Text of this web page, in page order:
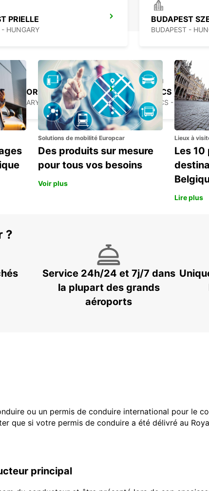
PRIELLE
- HUNGARY
BUDAPEST
BUDAPEST -
BUDAPEST AIRPORT TERMINAL 2B
HUNGARY
PECS
PECS - HUNGARY
Solutions de mobilité Europcar
Des produits sur mesure
pour tous vos besoins
Voir plus
Lieux à
Les 10
Lire plus
?
Service 24h/24 et 7j/7 dans
la plupart des grands
aéroports
ou un permis de conduire international pour le
que si votre permis de conduire a été délivré au
principal